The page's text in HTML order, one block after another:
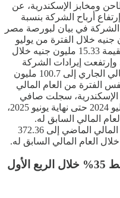
ومخابز الإسكندرية، عن
إرتفاع أرباح الشركة بنسبة
في بيان لبورصة مصر
ربح بلغ 15.48 مليون جنيه خلال الفترة من يوليو
حتى نهاية سبتمبر 2025، مقابل أرباح بقيمة 15.33 مليون جنيه خلال
إيرادات الشركة
خلال الثلاثة أشهر الأولى من العام المالي الجاري إلى 100.7 مليون
خلال نفس الفترة من العام المالي
سجلت صافي
ربح بلغ 54.16 مليون جنيه منذ بداية يوليو 2024 حتى نهاية يونيو 2025،
العام المالي السابق له.
وإرتفعت مبيعات الشركة، خلال العام المالي الماضي إلى 372.36